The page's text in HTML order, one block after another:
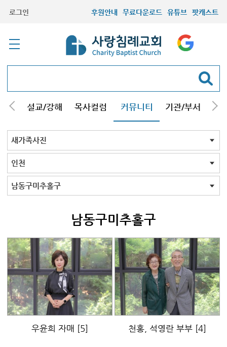
로그인 후원안내 무료다운로드 유튜브 팟캐스트
내 설교/강해 목사컬럼 커뮤니티 기관/부서 선
최근등록자료
자유게시판
교회소식
성도컬럼
새가족사진
새가족가이드
포토앨범
찬양쉼터
신앙도서
성경읽기퀴즈
기도부탁
새가족사진 전체
인천
김포/청라
구리남양주
부평부천
서울
시흥안산광명
용인분당
의왕수원
고양/파주
일산
먼곳
기타사진
인천 전체
연수구중구
남동구미추홀구
남동구미추홀구
우윤희 자매 [5] 천홍, 석영란 부부 [4]